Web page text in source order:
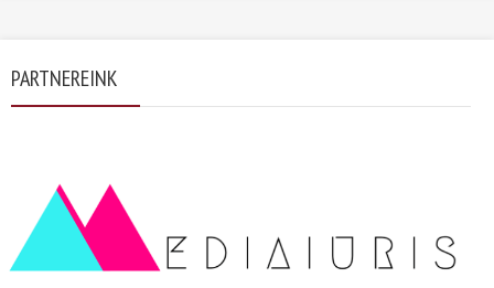
PARTNEREINK